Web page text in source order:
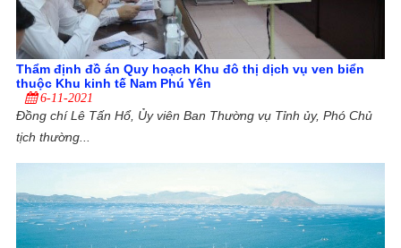
Thẩm định đồ án Quy hoạch Khu đô thị dịch vụ ven biển
thuộc Khu kinh tế Nam Phú Yên
6-11-2021
Đồng chí Lê Tấn Hổ, Ủy viên Ban Thường vụ Tỉnh ủy, Phó Chủ
tịch thường...